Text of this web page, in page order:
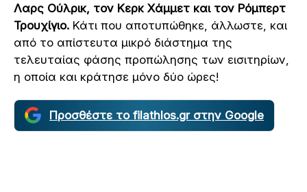
Λαρς Ούλρικ, τον Κερκ Χάμμετ και τον Ρόμπερτ
Τρουχίγιο. Κάτι που αποτυπώθηκε, άλλωστε, και
από το απίστευτα μικρό διάστημα της
τελευταίας φάσης προπώλησης των εισιτηρίων,
η οποία και κράτησε μόνο δύο ώρες!
Προσθέστε το filathlos.gr στην Google